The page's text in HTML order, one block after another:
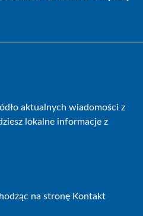
aktualnych wiadomości z
lokalne informacje z
na stronę Kontakt